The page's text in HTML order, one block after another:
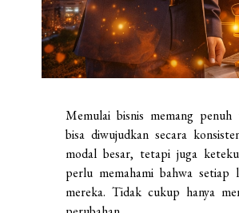
Memulai bisnis memang
bisa diwujudkan secara
modal besar, tetapi juga
perlu memahami bahwa setiap
mereka. Tidak cukup hanya